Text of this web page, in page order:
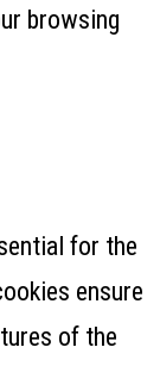
browsing
for the
ensure
of the